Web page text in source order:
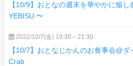
【10/9】おとなの週末を華やかに愉
YEBISU 〜
2022/10/7(金) 19:30～21:30
【10/7】おとなじかんのお食事会@
Crab